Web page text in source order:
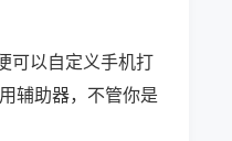
可以自定义手机打
辅助器，不管你是